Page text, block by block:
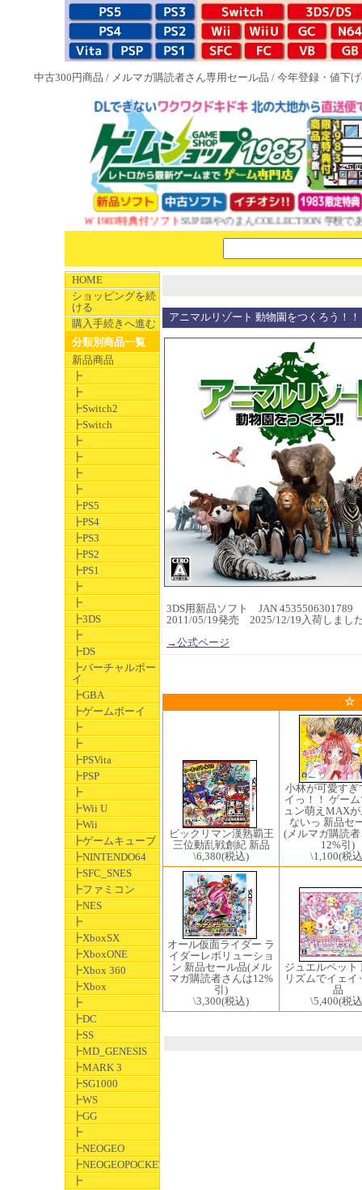
中古300円商品 / メルマガ購読者さん専用セール品 / 今年登録・値下
NEW 1983特典付ソフトSUPERやのまんCOLLECTION 学校であっ
HOME
ショッピングを続
ける
購入手続きへ進む
分類別商品一覧
新品商品
┣
┣
┣Switch2
┣Switch
┣
┣
┣
┣
┣PS5
┣PS4
┣PS3
┣PS2
┣PS1
┣
┣
┣3DS
┣
┣DS
┣バーチャルボー
イ
┣GBA
┣ゲームボーイ
┣
┣
┣PSVita
┣PSP
┣
┣Wii U
┣Wii
┣ゲームキューブ
┣NINTENDO64
┣SFC_SNES
┣ファミコン
┣NES
┣
┣XboxSX
┣XboxONE
┣Xbox 360
┣Xbox
┣
┣DC
┣SS
┣MD_GENESIS
┣MARK 3
┣SG1000
┣WS
┣GG
┣
┣NEOGEO
┣NEOGEOPOCKET
┣
アニマルリゾート 動物園をつくろう！
3DS用新品ソフト JAN 4535506301789
2011/05/19発売 2025/12/19入荷しまし
→公式ページ
☆
ビックリマン漢熟覇王
三位動乱戦創紀 新品
\6,380(税込)
小林が可愛すぎ
イっ！！ ゲー
ュン萌えMAX
ないっ 新品セ
(メルマガ購読
12%引)
\1,100(税
オール仮面ライダー ラ
イダーレボリューショ
ン 新品セール品(メル
マガ購読者さんは12%
引)
\3,300(税込)
ジュエルペット
リズムでイェイ
品
\5,400(税